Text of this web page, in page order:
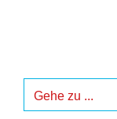
Gehe zu ...